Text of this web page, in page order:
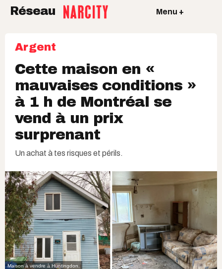
Réseau Menu +
Argent
Cette maison en «
mauvaises conditions »
à 1 h de Montréal se
vend à un prix
surprenant
Un achat à tes risques et périls.
Maison à vendre à Huntingdon.